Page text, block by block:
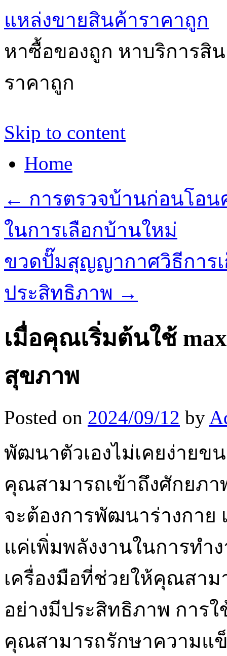
แหล่งขายสินค้าราคาถูก
หาซื้อของถูก หาบริการสิ
ราคาถูก
Skip to content
Home
← การตรวจบ้านก่อนโอน
ในการเลือกบ้านใหม่
ขวดปั๊มสุญญากาศวิธีการ
ประสิทธิภาพ →
เมื่อคุณเริ่มต้นใช้
สุขภาพ
Posted on 2024/09/12 by
พัฒนาตัวเองไม่เคยง่าย
คุณสามารถเข้าถึงศักยภา
จะต้องการพัฒนาร่างกาย
แค่เพิ่มพลังงานในการทำ
เครื่องมือที่ช่วยให้คุณสาม
อย่างมีประสิทธิภาพ การใ
คุณสามารถรักษาความแ